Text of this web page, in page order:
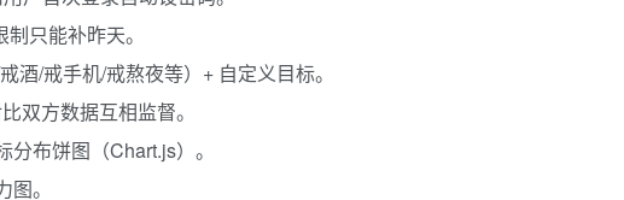
只能补昨天。
酒/戒手机/戒熬夜等）+ 自定义目标。
双方数据互相监督。
布饼图（Chart.js）。
。